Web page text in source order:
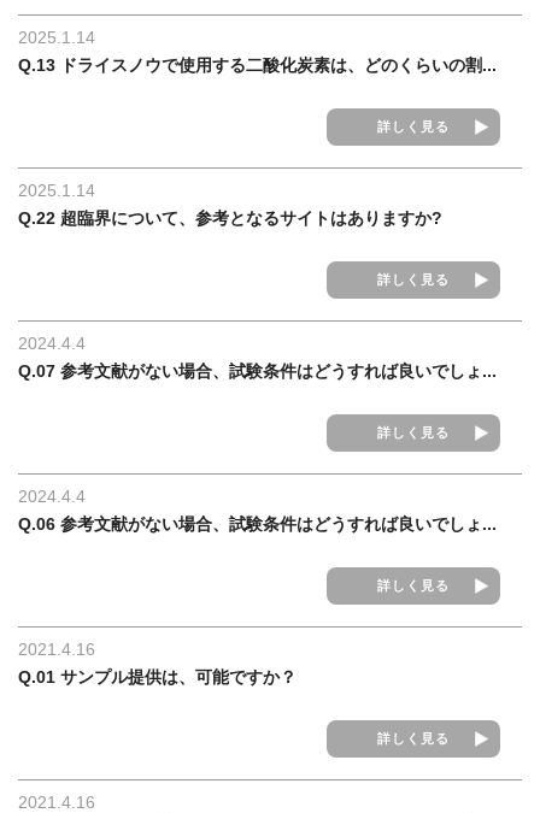
2025.1.14
Q.13 ドライスノウで使用する二酸化炭素は、どのくらいの割...
詳しく見る
2025.1.14
Q.22 超臨界について、参考となるサイトはありますか?
詳しく見る
2024.4.4
Q.07 参考文献がない場合、試験条件はどうすれば良いでしょ...
詳しく見る
2024.4.4
Q.06 参考文献がない場合、試験条件はどうすれば良いでしょ...
詳しく見る
2021.4.16
Q.01 サンプル提供は、可能ですか？
詳しく見る
2021.4.16